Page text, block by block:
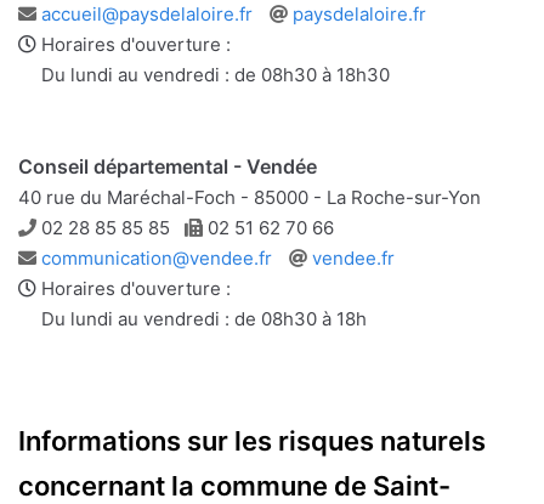
Adresse
e-
mail
accueil@paysdelaloire.fr
Site
paysdelaloire.fr
Horaires d'ouverture :
Du lundi au vendredi : de 08h30 à 18h30
Conseil départemental - Vendée
40 rue du Maréchal-Foch - 85000 - La Roche-sur-Yon
Téléphone
02 28 85 85 85 Télécopie
02 51 62 70 66
Adresse
e-
mail
communication@vendee.fr
Site
vendee.fr
Horaires d'ouverture :
Du lundi au vendredi : de 08h30 à 18h
Informations sur les risques naturels
concernant la commune de Saint-